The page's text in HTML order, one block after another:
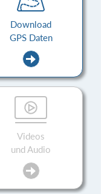
Download
GPS Daten
Videos
und Audio